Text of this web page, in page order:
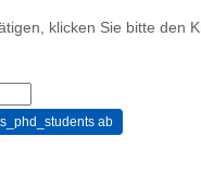
klicken Sie bitte den